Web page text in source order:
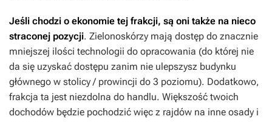
Jeśli chodzi o ekonomie tej frakcji, są oni także na nieco
straconej pozycji. Zielonoskórzy mają dostęp do znacznie
mniejszej ilości technologii do opracowania (do której nie
da się uzyskać dostępu zanim nie ulepszysz budynku
głównego w stolicy / prowincji do 3 poziomu). Dodatkowo,
frakcja ta jest niezdolna do handlu. Większość twoich
dochodów będzie pochodzić więc z rajdów na inne osady i